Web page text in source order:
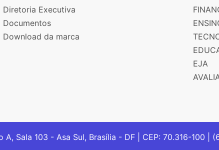
Diretoria Executiva
Documentos
Download da marca
EJA
Sala 103 - Asa Sul, Brasília - DF | CEP: 70.316-100 |